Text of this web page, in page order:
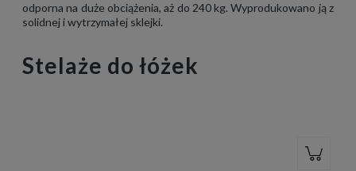
odporna na duże obciążenia, aż do 240 kg. Wyprodukowano ją z
solidnej i wytrzymałej sklejki.
Stelaże do łóżek